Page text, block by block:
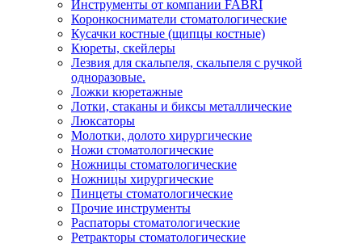
Инструменты от компании FABRI
Коронкосниматели стоматологические
Кусачки костные (щипцы костные)
Кюреты, скейлеры
Лезвия для скальпеля, скальпеля с ручкой
одноразовые.
Ложки кюретажные
Лотки, стаканы и биксы металлические
Люксаторы
Молотки, долото хирургические
Ножи стоматологические
Ножницы стоматологические
Ножницы хирургические
Пинцеты стоматологические
Прочие инструменты
Распаторы стоматологические
Ретракторы стоматологические